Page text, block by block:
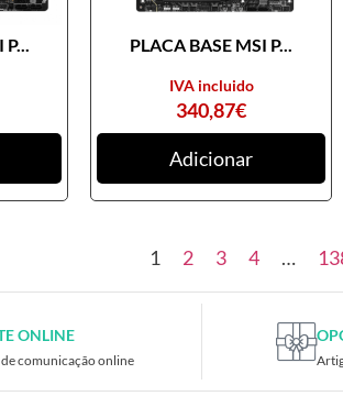
P... PLACA BASE MSI P...
340,87€
IVA incluido
Adicionar
1 2 3 4 …
ONLINE
comunicação online